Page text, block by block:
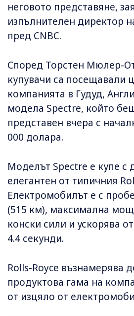
неговото представяне,
изпълнителен директор
пред CNBC.
Според Торстен Мюлер-
купувачи са посещавали
компанията в Гудуд,
модела Spectre, който
представен вчера с
000 долара.
Моделът Spectre e купе с
елегантен от типичния
Електромобилът е с
(515 км), максимална
конски сили и ускорява
4.4 секунди.
Rolls-Royce възнамерява
продуктова гама на
от изцяло от